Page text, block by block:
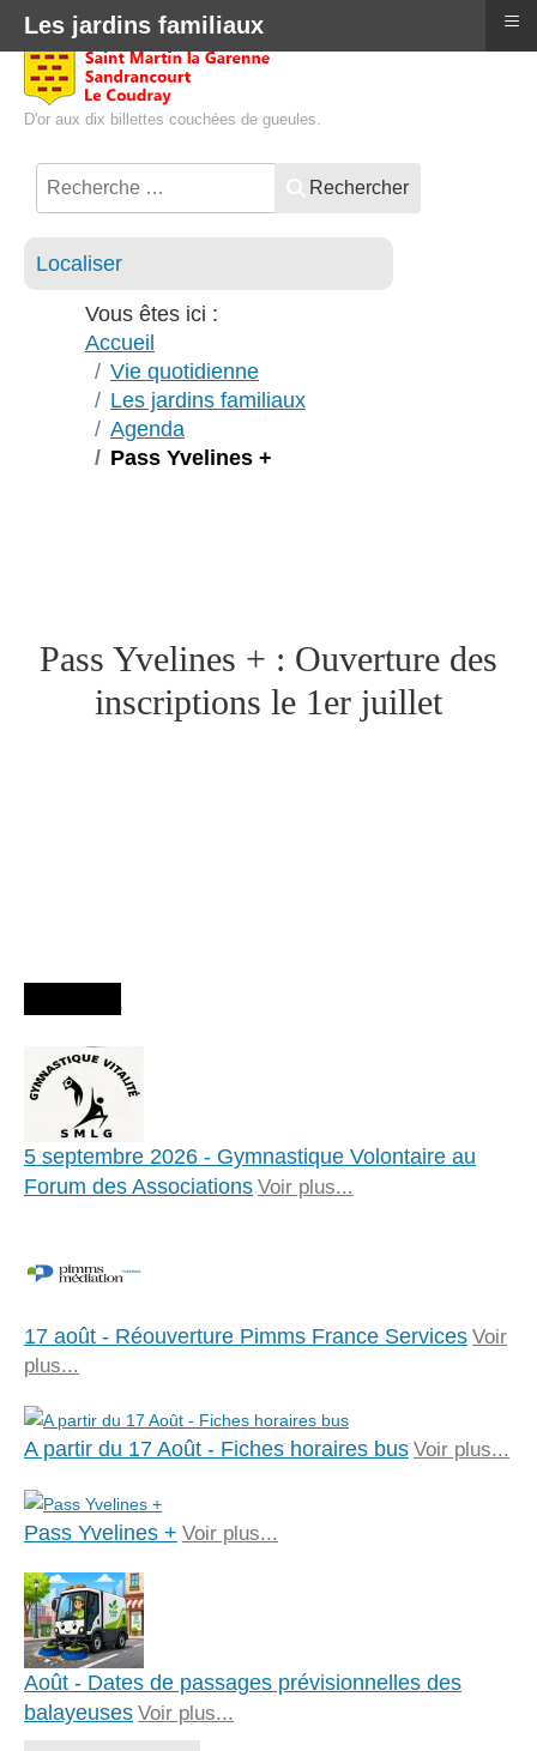
D'or aux dix billettes couchées de gueules.
Rechercher
Localiser
Vous êtes ici :
Accueil
Vie quotidienne
Les jardins familiaux
Agenda
Pass Yvelines +
Pass Yvelines + : Ouverture des
inscriptions le 1er juillet
5 septembre 2026 - Gymnastique Volontaire au
Forum des Associations Voir plus...
17 août - Réouverture Pimms France Services Voir
plus...
A partir du 17 Août - Fiches horaires bus Voir plus...
Pass Yvelines + Voir plus...
Août - Dates de passages prévisionnelles des
balayeuses Voir plus...
Les jardins familiaux ≡